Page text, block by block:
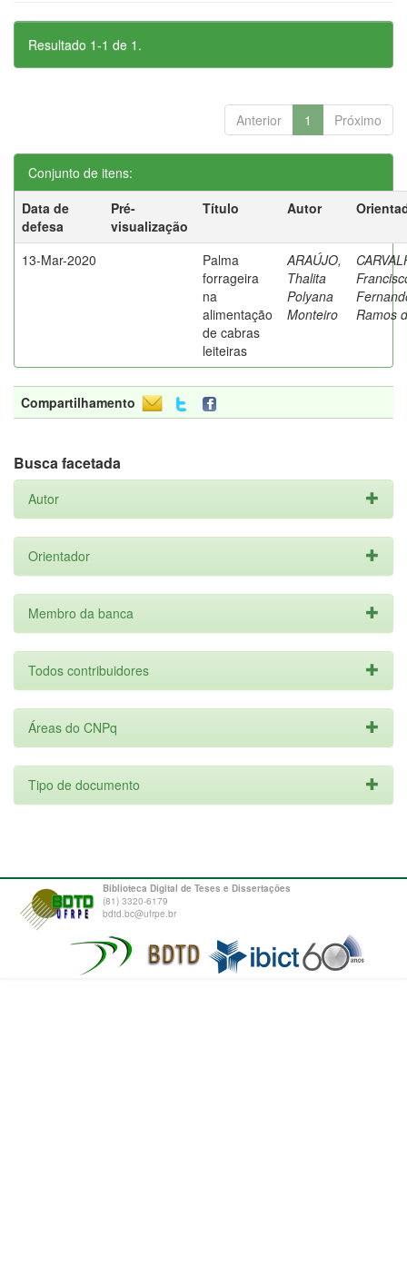
Resultado 1-1 de 1.
Anterior 1 Próximo
Conjunto de itens:
Data de
defesa
Pré-
visualização
Título Autor
13-Mar-2020
Palma
forrageira
na
alimentação
de cabras
leiteiras
ARAÚJO,
Thalita
Polyana
Monteiro
Ramos
Compartilhamento
Busca facetada
Autor
Orientador
Membro da banca
Todos contribuidores
Áreas do CNPq
Tipo de documento
Biblioteca Digital de Teses e Dissertações
(81) 3320-6179
bdtd.bc@ufrpe.br